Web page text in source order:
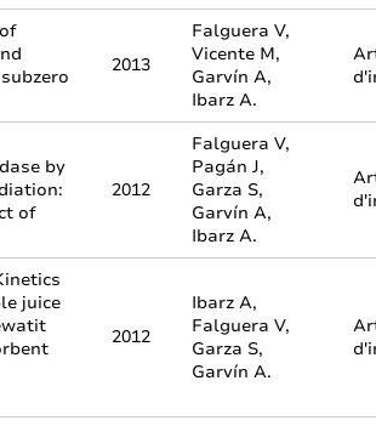
2013
Falguera V,
Vicente M,
Garvín A,
Ibarz A.
by
of
2012
Falguera V,
Pagán J,
Garza S,
Garvín A,
Ibarz A.
juice
2012
Ibarz A,
Falguera V,
Garza S,
Garvín A.